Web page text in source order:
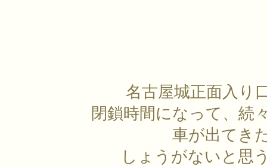
名古屋城正面入り
閉鎖時間になって、続
車が出てき
しょうがないと思